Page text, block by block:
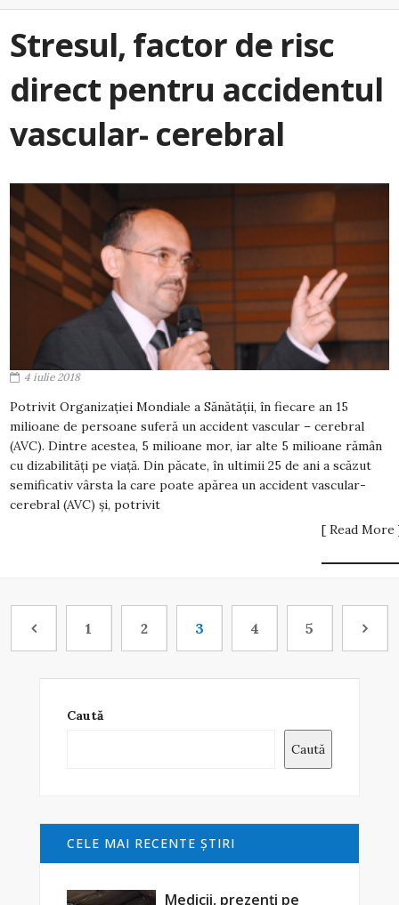
Stresul, factor de risc
direct pentru accidentul
vascular- cerebral
4 iulie 2018
Potrivit Organizației Mondiale a Sănătății, în fiecare an 15
milioane de persoane suferă un accident vascular – cerebral
(AVC). Dintre acestea, 5 milioane mor, iar alte 5 milioane rămân
cu dizabilități pe viață. Din păcate, în ultimii 25 de ani a scăzut
semificativ vârsta la care poate apărea un accident vascular-
cerebral (AVC) și, potrivit
[ Read More
1 2 3 4 5
Caută
Caută
CELE MAI RECENTE ŞTIRI
Medicii, prezenți pe